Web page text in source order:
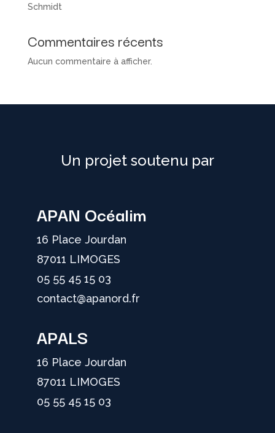
Schmidt
Commentaires récents
Aucun commentaire à afficher.
Un projet soutenu par
APAN Océalim
16 Place Jourdan
87011 LIMOGES
05 55 45 15 03
contact@apanord.fr
APALS
16 Place Jourdan
87011 LIMOGES
05 55 45 15 03